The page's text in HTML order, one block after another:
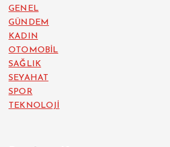
GENEL
GÜNDEM
KADIN
OTOMOBİL
SAĞLIK
SEYAHAT
SPOR
TEKNOLOJİ